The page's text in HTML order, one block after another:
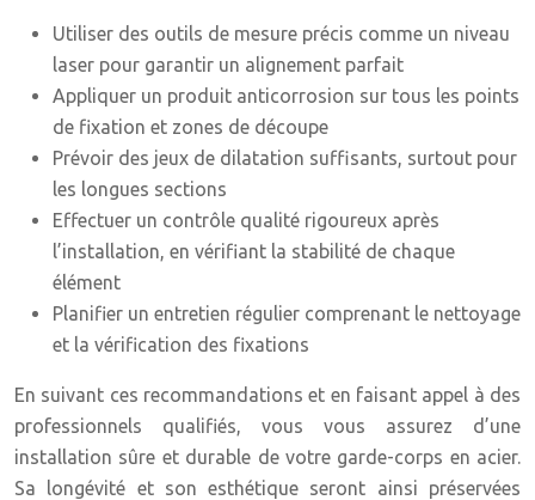
Utiliser des outils de mesure précis comme un niveau
laser pour garantir un alignement parfait
Appliquer un produit anticorrosion sur tous les points
de fixation et zones de découpe
Prévoir des jeux de dilatation suffisants, surtout pour
les longues sections
Effectuer un contrôle qualité rigoureux après
l’installation, en vérifiant la stabilité de chaque
élément
Planifier un entretien régulier comprenant le nettoyage
et la vérification des fixations
En suivant ces recommandations et en faisant appel à des
professionnels qualifiés, vous vous assurez d’une
installation sûre et durable de votre garde-corps en acier.
Sa longévité et son esthétique seront ainsi préservées